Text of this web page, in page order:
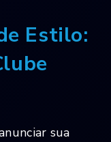
Estilo:
sua